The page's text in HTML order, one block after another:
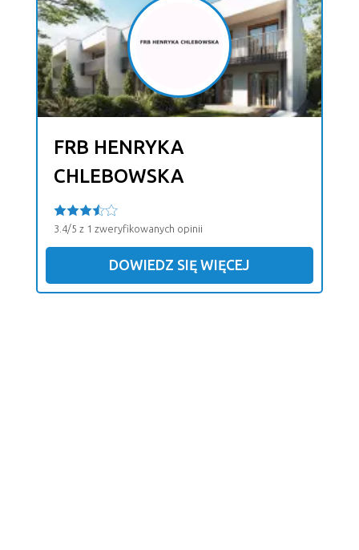
FRB HENRYKA
CHLEBOWSKA
3.4/5 z 1 zweryfikowanych opinii
DOWIEDZ SIĘ WIĘCEJ